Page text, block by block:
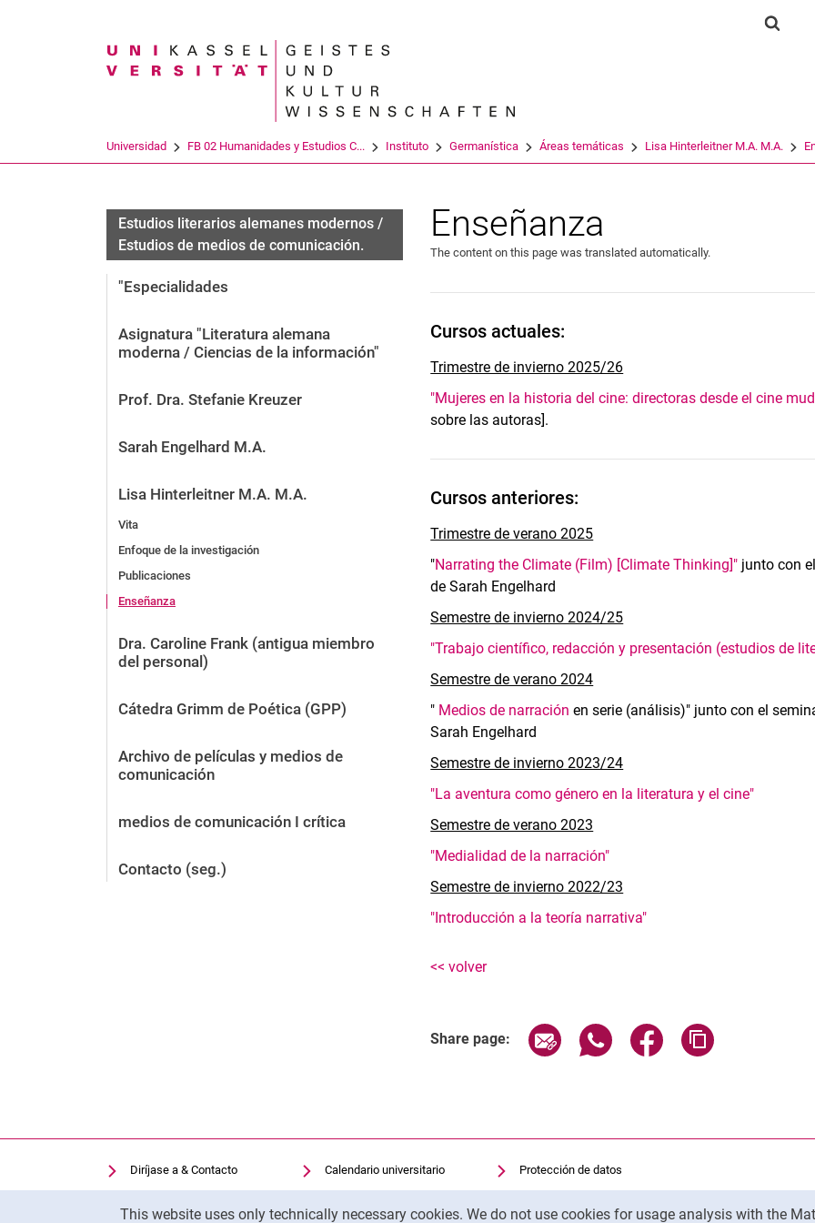
Jump directly to: content
Jump directly to: search
Jump directly to: main
This website uses only technically necessary cookies. We do not use cookies for usage analysis with the
Search term
Universidad FB 02 Humanidades y Estudios C... Instituto Germanística Áreas temáticas Lisa Hinterleitner M.A. M.A.
Estudios literarios alemanes modernos /
Estudios de medios de comunicación.
"Especialidades
Asignatura "Literatura alemana
moderna / Ciencias de la información"
Prof. Dra. Stefanie Kreuzer
Sarah Engelhard M.A.
Lisa Hinterleitner M.A. M.A.
Vita
Enfoque de la investigación
Publicaciones
Enseñanza
Dra. Caroline Frank (antigua miembro
del personal)
Cátedra Grimm de Poética (GPP)
Archivo de películas y medios de
comunicación
medios de comunicación I crítica
Contacto (seg.)
Enseñanza
The content on this page was translated automatically.
Cursos actuales:
Trimestre de invierno 2025/26
"Mujeres en la historia del cine: directoras desde el cine
sobre las autoras].
Cursos anteriores:
Trimestre de verano 2025
"Narrating the Climate (Film) [Climate Thinking]" junto con
de Sarah Engelhard
Semestre de invierno 2024/25
"Trabajo científico, redacción y presentación (estudios de
Semestre de verano 2024
" Medios de narración en serie (análisis)" junto con el
Sarah Engelhard
Semestre de invierno 2023/24
"La aventura como género en la literatura y el cine"
Semestre de verano 2023
"Medialidad de la narración"
Semestre de invierno 2022/23
"Introducción a la teoría narrativa"
<< volver
Share page: Share page via email
Share page via WhatsApp
Share page via
Diríjase a & Contacto
Facilidades de búsqueda
Vacantes
Calendario universitario
Biblioteca universitaria
Moodle
Protección de datos
Accesibilidad
Uso transparente de la IA